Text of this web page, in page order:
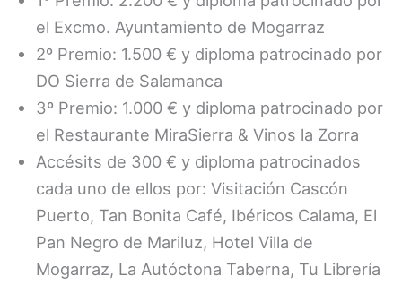
el Excmo. Ayuntamiento de Mogarraz
2º Premio: 1.500 € y diploma patrocinado por
DO Sierra de Salamanca
3º Premio: 1.000 € y diploma patrocinado por
el Restaurante MiraSierra & Vinos la Zorra
Accésits de 300 € y diploma patrocinados
cada uno de ellos por: Visitación Cascón
Puerto, Tan Bonita Café, Ibéricos Calama, El
Pan Negro de Mariluz, Hotel Villa de
Mogarraz, La Autóctona Taberna, Tu Librería